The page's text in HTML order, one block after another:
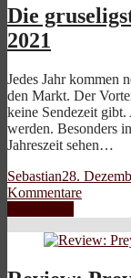
Die
2021
Jedes Jahr kommen
den Markt. Der
keine Sendezeit
werden. Besonders
Jahreszeit sehen…
Sebastian28.
Kommentare